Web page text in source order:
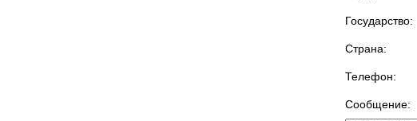
Государство:
Страна:
Телефон:
Сообщение: